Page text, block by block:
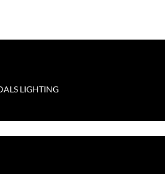
LIGHTING